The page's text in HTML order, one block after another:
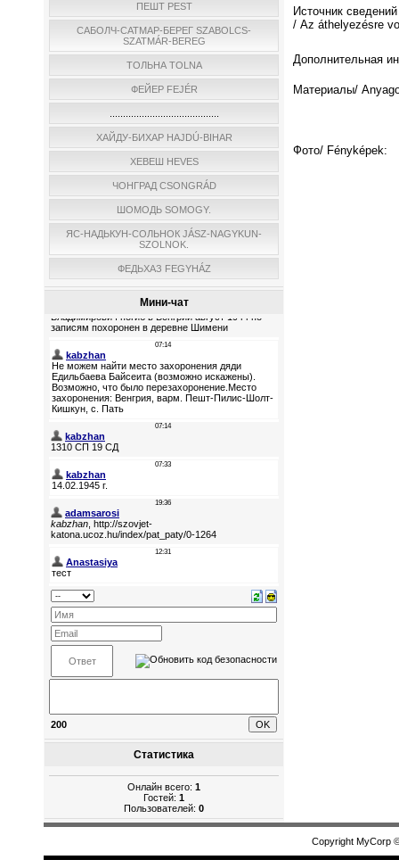
ПЕШТ PEST
САБОЛЧ-САТМАР-БЕРЕГ SZABOLCS-
SZATMÁR-BEREG
ТОЛЬНА TOLNA
ФЕЙЕР FEJÉR
ХАЙДУ-БИХАР HAJDÚ-BIHAR
ХЕВЕШ HEVES
ЧОНГРАД CSONGRÁD
ШОМОДЬ SOMOGY.
ЯС-НАДЬКУН-СОЛЬНОК JÁSZ-NAGYKUN-
SZOLNOK.
ФЕДЬХАЗ FEGYHÁZ
Мини-чат
200
Статистика
Онлайн всего: 1
Гостей: 1
Пользователей: 0
Источник
/ Az áthelyezésre
Дополнительная
Материалы/
Фото/ Fényképek:
Copyright MyCorp